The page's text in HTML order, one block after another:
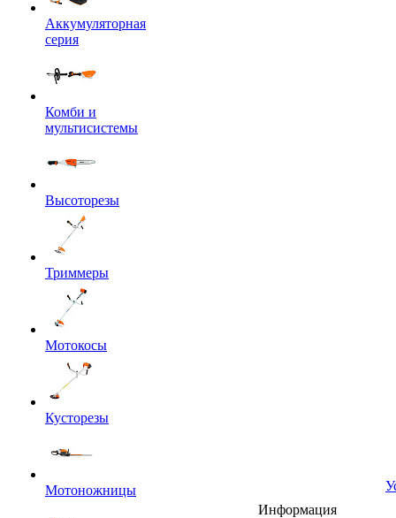
Аккумуляторная
серия
Комби и
мультисистемы
Высоторезы
Триммеры
Мотокосы
Кусторезы
Мотоножницы
Информация